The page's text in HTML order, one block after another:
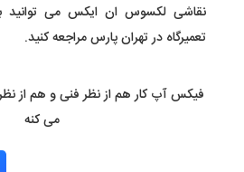
نقاشی لکسوس ان ایکس می
تعمیرگاه در تهران پارس مراجعه کنید.
فیکس آپ کار هم از نظر فنی و هم از
می کنه